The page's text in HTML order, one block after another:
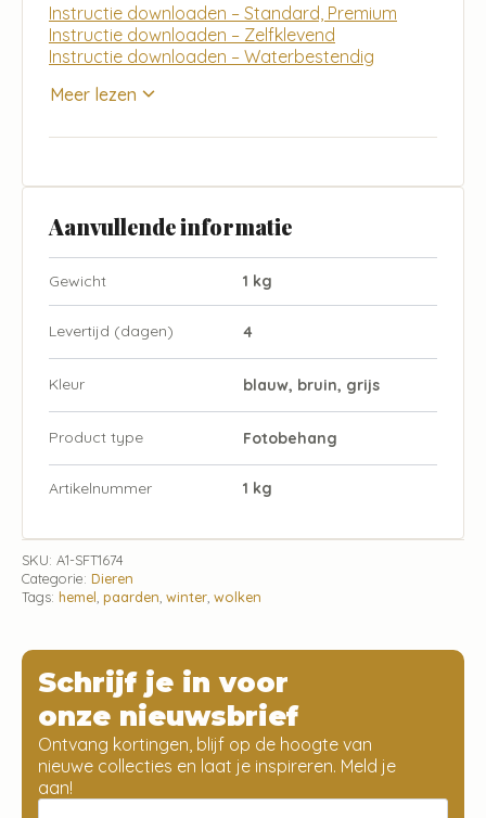
Instructie downloaden – Standard, Premium
Instructie downloaden – Zelfklevend
Instructie downloaden – Waterbestendig
Meer lezen
Aanvullende informatie
Gewicht 1 kg
Levertijd (dagen) 4
Kleur blauw, bruin, grijs
Product type Fotobehang
Artikelnummer 1 kg
SKU: A1-SFT1674
Categorie: Dieren
Tags: hemel paarden winter wolken
Schrijf je in voor
onze nieuwsbrief
Ontvang kortingen, blijf op de hoogte van
nieuwe collecties en laat je inspireren. Meld je
aan!
Email